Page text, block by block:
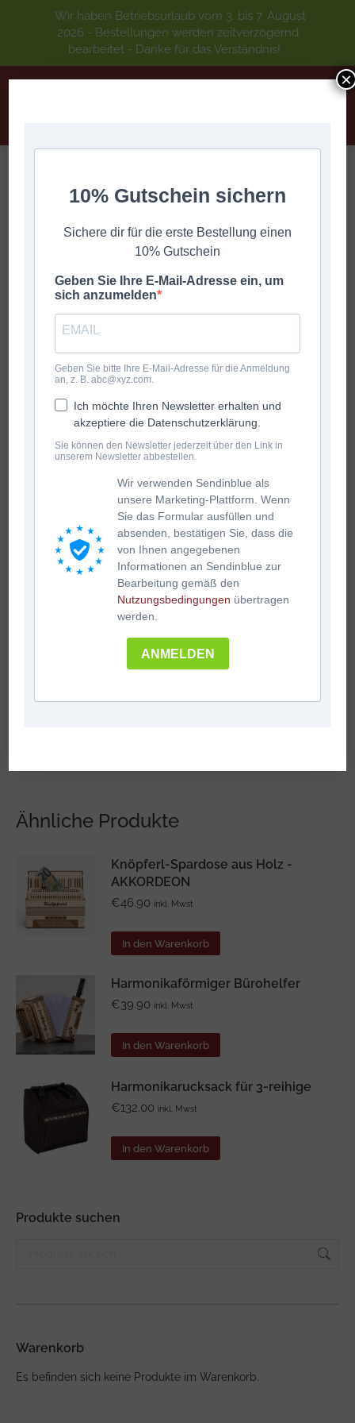
Bassbodenleder
Geschenke Bassbodenleder
39.90 inkl. Mwst
Bassbodenleder zum Selberaufkleben
Länge: 18,2 cm – Breite: 10,5 cm
Ähnliche Produkte
Knöpferl-Spardose aus Holz -
AKKORDEON
€46.90 inkl. Mwst
In den Warenkorb
Harmonikaförmiger Bürohelfer
€39.90 inkl. Mwst
In den Warenkorb
Harmonikarucksack für 3-reihige
€132.00 inkl. Mwst
In den Warenkorb
Produkte suchen
Warenkorb
Es befinden sich keine Produkte im Warenkorb.
Wir haben Betriebsurlaub vom 3. bis 7. August
2026 - Bestellungen werden zeitverzögernd
bearbeitet - Danke für das Verständnis!
10% Gutschein sichern
Sichere dir für die erste Bestellung einen
10% Gutschein
Geben Sie Ihre E-Mail-Adresse ein, um
sich anzumelden
Geben Sie bitte Ihre E-Mail-Adresse für die Anmeldung
an, z. B. abc@xyz.com.
Ich möchte Ihren Newsletter erhalten und
akzeptiere die Datenschutzerklärung.
Sie können den Newsletter jederzeit über den Link in
unserem Newsletter abbestellen.
Wir verwenden Sendinblue als
unsere Marketing-Plattform. Wenn
Sie das Formular ausfüllen und
absenden, bestätigen Sie, dass die
von Ihnen angegebenen
Informationen an Sendinblue zur
Bearbeitung gemäß den
Nutzungsbedingungen übertragen
werden.
ANMELDEN
×